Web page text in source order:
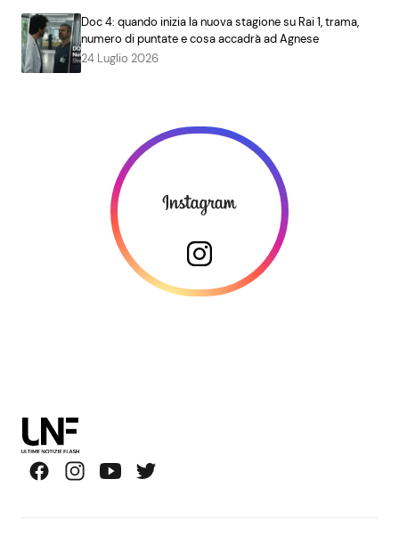
Doc 4: quando inizia la nuova stagione su Rai 1, trama,
numero di puntate e cosa accadrà ad Agnese
24 Luglio 2026